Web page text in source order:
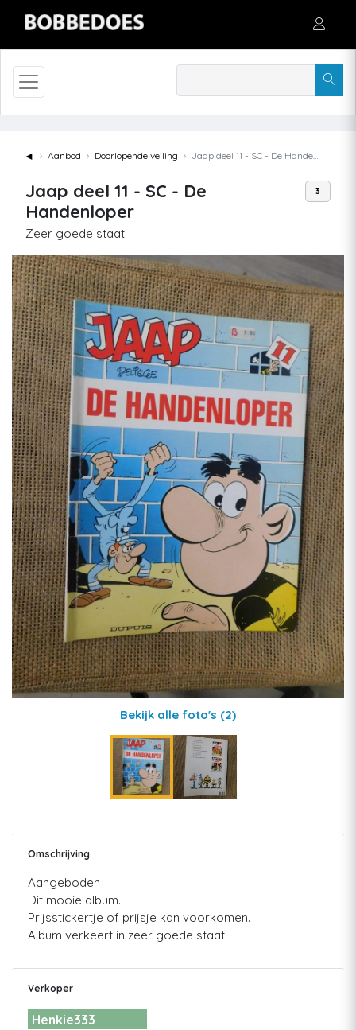
◄ Aanbod Doorlopende veiling Jaap deel 11 - SC - De Handenloper
Jaap deel 11 - SC - De
Handenloper
Zeer goede staat
3
Bekijk alle foto's (2)
Omschrijving
Aangeboden
Dit mooie album.
Prijsstickertje of prijsje kan voorkomen.
Album verkeert in zeer goede staat.
Verkoper
Henkie333